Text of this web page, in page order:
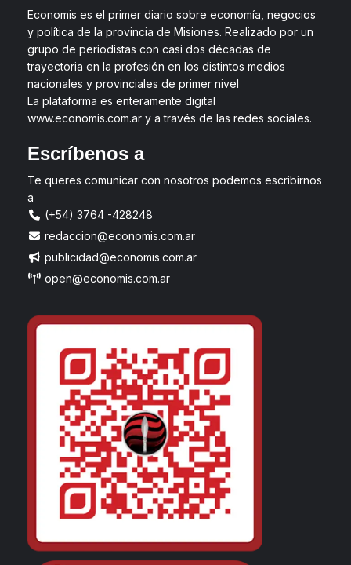
Economis es el primer diario sobre economía, negocios
y política de la provincia de Misiones. Realizado por un
grupo de periodistas con casi dos décadas de
trayectoria en la profesión en los distintos medios
nacionales y provinciales de primer nivel
La plataforma es enteramente digital
www.economis.com.ar y a través de las redes sociales.
Escríbenos a
Te queres comunicar con nosotros podemos escribirnos
a
(+54) 3764 -428248
redaccion@economis.com.ar
publicidad@economis.com.ar
open@economis.com.ar